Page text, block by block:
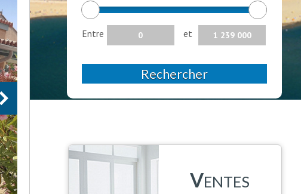
Entre et
Rechercher
VENTES